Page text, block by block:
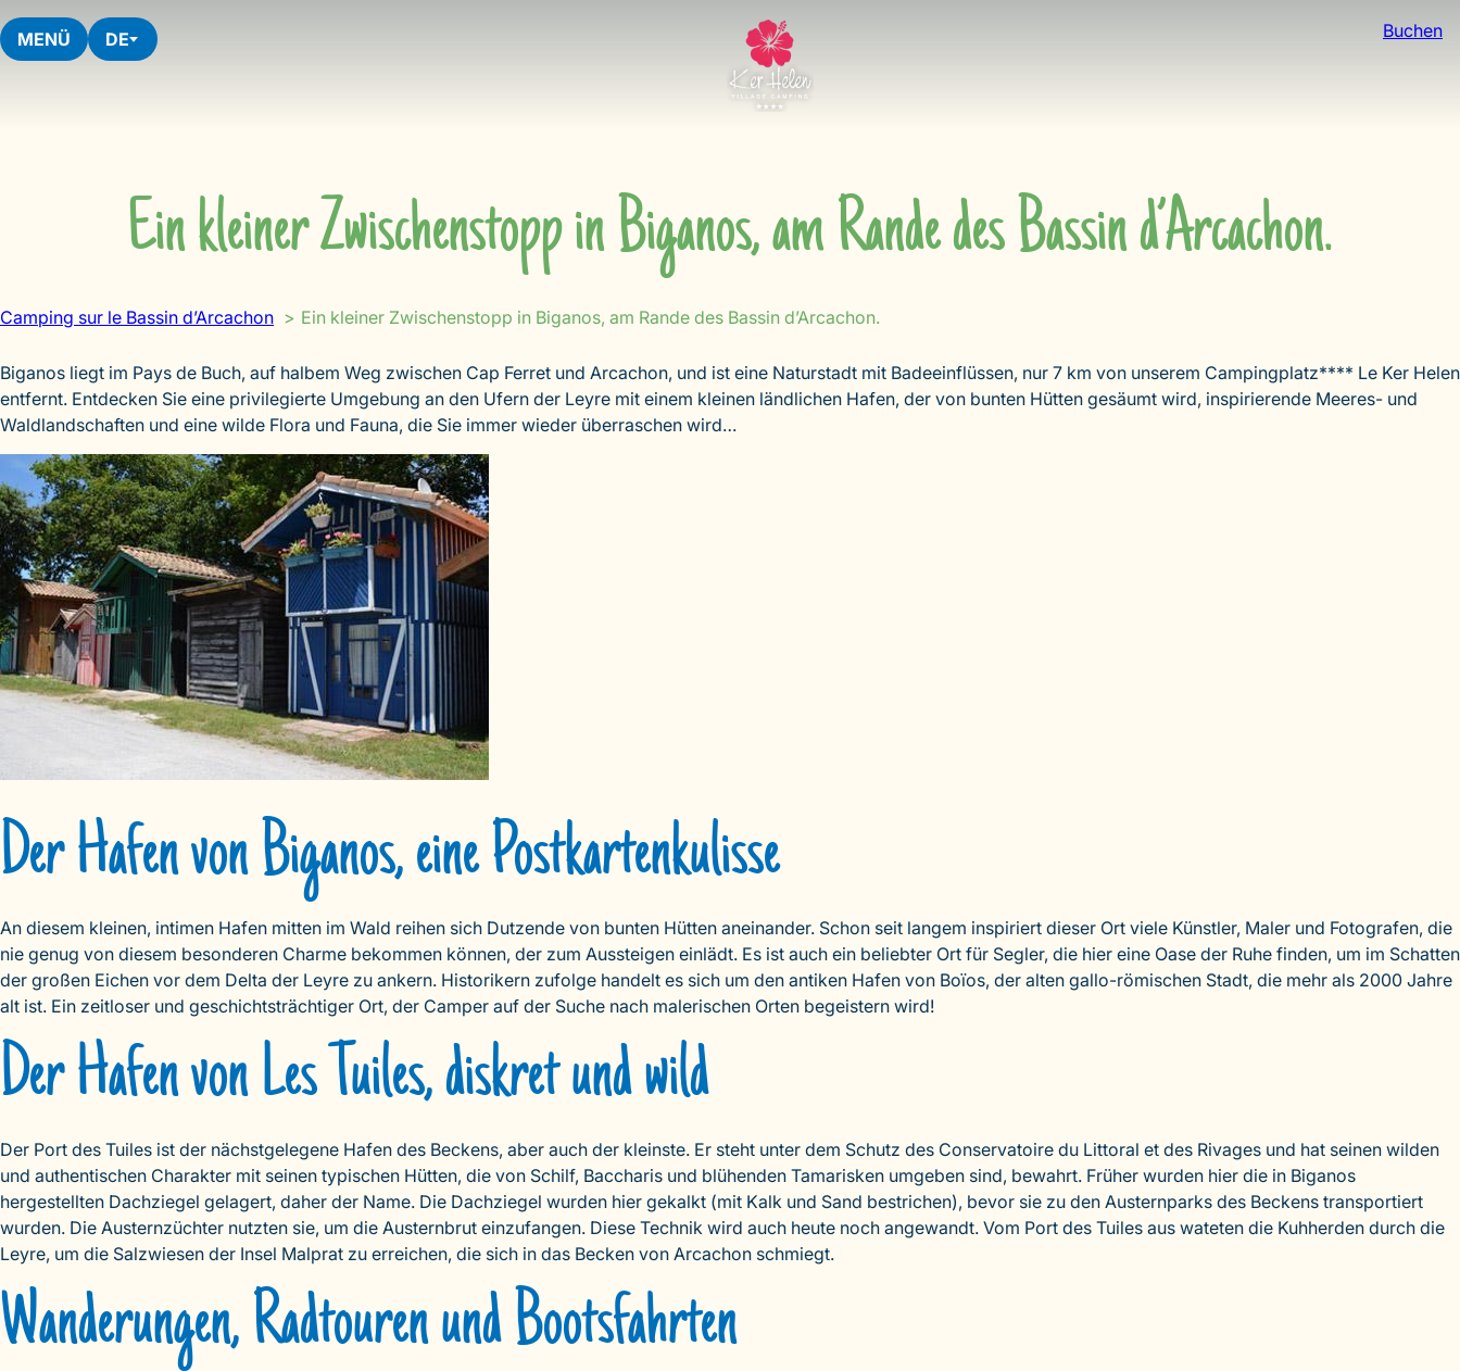
Skip
to
content
MENÜ DE Buchen
Ein kleiner Zwischenstopp in Biganos, am Rande des Bassin d’Arcachon.
Camping sur le Bassin d’Arcachon Ein kleiner Zwischenstopp in Biganos, am Rande des Bassin d’Arcachon.
Biganos liegt im Pays de Buch, auf halbem Weg zwischen Cap Ferret und Arcachon, und ist eine Naturstadt mit Badeeinflüssen, nur 7 km von unserem Campingplatz**** Le Ker Helen
entfernt. Entdecken Sie eine privilegierte Umgebung an den Ufern der Leyre mit einem kleinen ländlichen Hafen, der von bunten Hütten gesäumt wird, inspirierende Meeres- und
Waldlandschaften und eine wilde Flora und Fauna, die Sie immer wieder überraschen wird…
Der Hafen von Biganos, eine Postkartenkulisse
An diesem kleinen, intimen Hafen mitten im Wald reihen sich Dutzende von bunten Hütten aneinander. Schon seit langem inspiriert dieser Ort viele Künstler, Maler und Fotografen, die
nie genug von diesem besonderen Charme bekommen können, der zum Aussteigen einlädt. Es ist auch ein beliebter Ort für Segler, die hier eine Oase der Ruhe finden, um im Schatten
der großen Eichen vor dem Delta der Leyre zu ankern. Historikern zufolge handelt es sich um den antiken Hafen von Boïos, der alten gallo-römischen Stadt, die mehr als 2000 Jahre
alt ist. Ein zeitloser und geschichtsträchtiger Ort, der Camper auf der Suche nach malerischen Orten begeistern wird!
Der Hafen von Les Tuiles, diskret und wild
Der Port des Tuiles ist der nächstgelegene Hafen des Beckens, aber auch der kleinste. Er steht unter dem Schutz des Conservatoire du Littoral et des Rivages und hat seinen wilden
und authentischen Charakter mit seinen typischen Hütten, die von Schilf, Baccharis und blühenden Tamarisken umgeben sind, bewahrt. Früher wurden hier die in Biganos
hergestellten Dachziegel gelagert, daher der Name. Die Dachziegel wurden hier gekalkt (mit Kalk und Sand bestrichen), bevor sie zu den Austernparks des Beckens transportiert
wurden. Die Austernzüchter nutzten sie, um die Austernbrut einzufangen. Diese Technik wird auch heute noch angewandt. Vom Port des Tuiles aus wateten die Kuhherden durch die
Leyre, um die Salzwiesen der Insel Malprat zu erreichen, die sich in das Becken von Arcachon schmiegt.
Wanderungen, Radtouren und Bootsfahrten